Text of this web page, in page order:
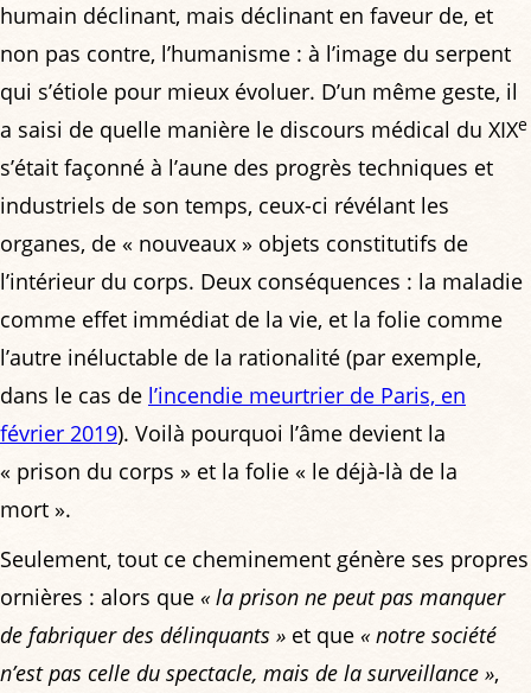
humain déclinant, mais déclinant en faveur de, et
non pas contre, l’humanisme : à l’image du serpent
qui s’étiole pour mieux évoluer. D’un même geste, il
a saisi de quelle manière le discours médical du XIXe
s’était façonné à l’aune des progrès techniques et
industriels de son temps, ceux-ci révélant les
organes, de « nouveaux » objets constitutifs de
l’intérieur du corps. Deux conséquences : la maladie
comme effet immédiat de la vie, et la folie comme
l’autre inéluctable de la rationalité (par exemple,
dans le cas de l’incendie meurtrier de Paris, en
février 2019). Voilà pourquoi l’âme devient la
« prison du corps » et la folie « le déjà-là de la
mort ».
Seulement, tout ce cheminement génère ses propres
ornières : alors que « la prison ne peut pas manquer
de fabriquer des délinquants » et que « notre société
n’est pas celle du spectacle, mais de la surveillance »,